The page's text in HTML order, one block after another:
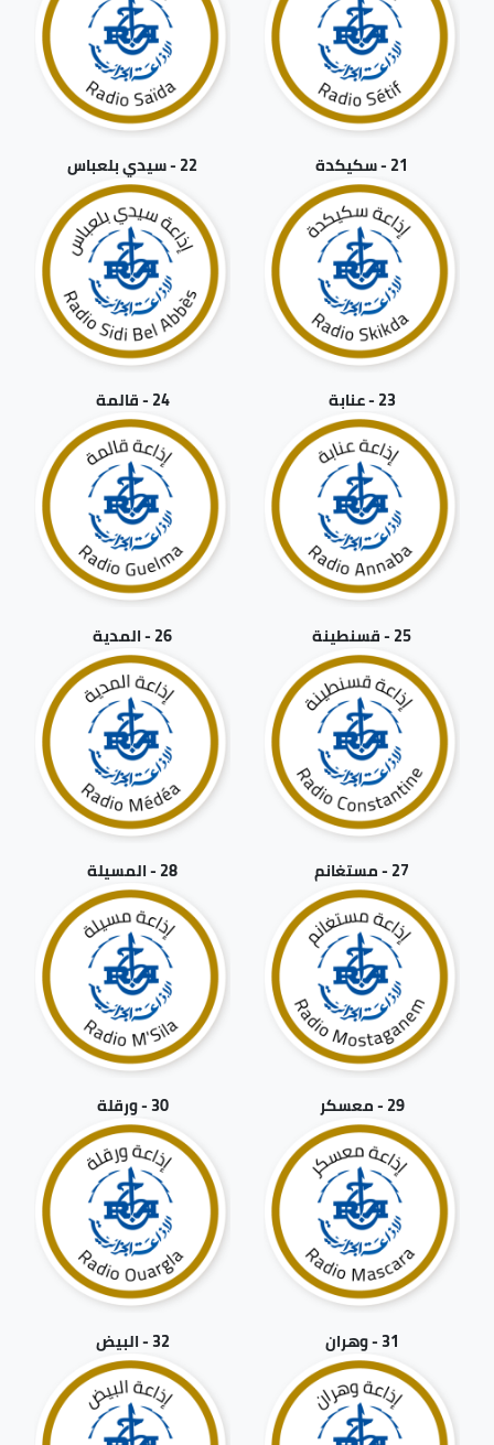
21 - سكيكدة 22 - سيدي بلعباس
23 - عنابة 24 - قالمة
25 - قسنطينة 26 - المدية
27 - مستغانم 28 - المسيلة
29 - معسكر 30 - ورقلة
31 - وهران 32 - البيض